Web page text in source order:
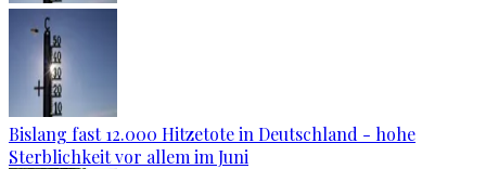
Bislang fast 12.000 Hitzetote in Deutschland - hohe
Sterblichkeit vor allem im Juni